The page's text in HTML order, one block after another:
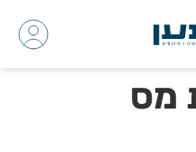
מס